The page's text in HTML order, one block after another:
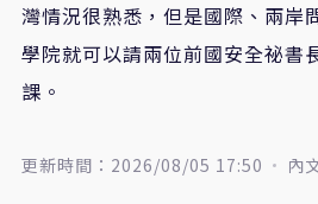
灣情況很熟悉，但是國際、兩岸
學院就可以請兩位前國安全祕書
課。
更新時間：2026/08/05 17:50 內